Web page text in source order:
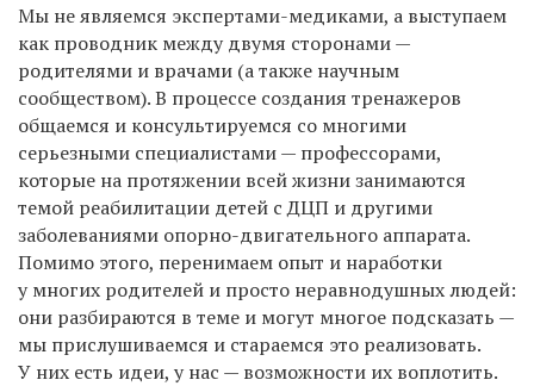
Мы не являемся экспертами-медиками, а выступаем
как проводник между двумя сторонами —
родителями и врачами (а также научным
сообществом). В процессе создания тренажеров
общаемся и консультируемся со многими
серьезными специалистами — профессорами,
которые на протяжении всей жизни занимаются
темой реабилитации детей с ДЦП и другими
заболеваниями опорно-двигательного аппарата.
Помимо этого, перенимаем опыт и наработки
у многих родителей и просто неравнодушных людей:
они разбираются в теме и могут многое подсказать —
мы прислушиваемся и стараемся это реализовать.
У них есть идеи, у нас — возможности их воплотить.